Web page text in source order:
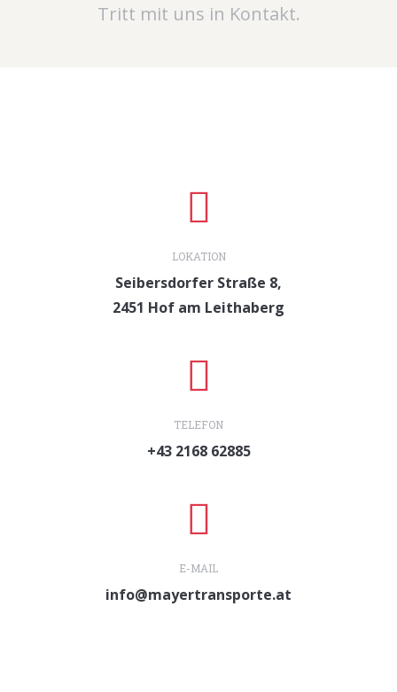
Tritt mit uns in Kontakt.
LOKATION
Seibersdorfer Straße 8,
2451 Hof am Leithaberg
TELEFON
+43 2168 62885
E-MAIL
info@mayertransporte.at